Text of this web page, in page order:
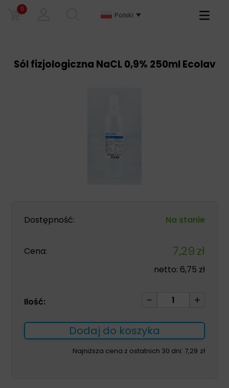
0
Polski
Primary
Sól fizjologiczna NaCL 0,9% 250ml Ecolav
Dostępność: Na stanie
Cena: 7,29zł
netto: 6,75 zł
Ilość:
ilość
fizjologiczna
NaCL
0,9%
Dodaj do koszyka
Najniższa cena z ostatnich 30 dni: 7,29 zł